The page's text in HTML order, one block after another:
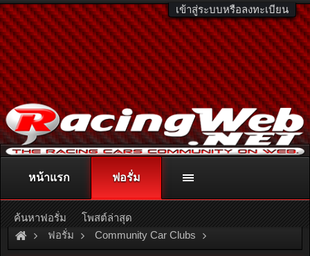
เข้าสู่ระบบหรือลงทะเบียน
ติดต่อลงโฆษณา racingweb@gmail.comหรือโทร. 081-811-1138
หรืออ่านรายละเอียดเพิ่มเติม คลิกที่นี่
ฟอรั่ม Community Car Clubs
หน้าแรก ฟอรั่ม
ค้นหาฟอรั่ม โพสต์ล่าสุด